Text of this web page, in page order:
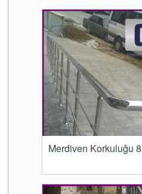
Merdiven Korkuluğu 8